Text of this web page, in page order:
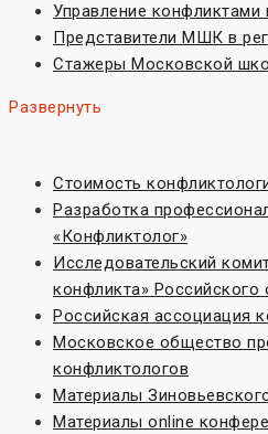
Управление конфликтами
Представители МШК в
Стажеры Московской
Развернуть
Стоимость
Разработка
«Конфликтолог»
Исследовательский
конфликта»
Российская ассоциация
Московское общество
конфликтологов
Материалы
Материалы online